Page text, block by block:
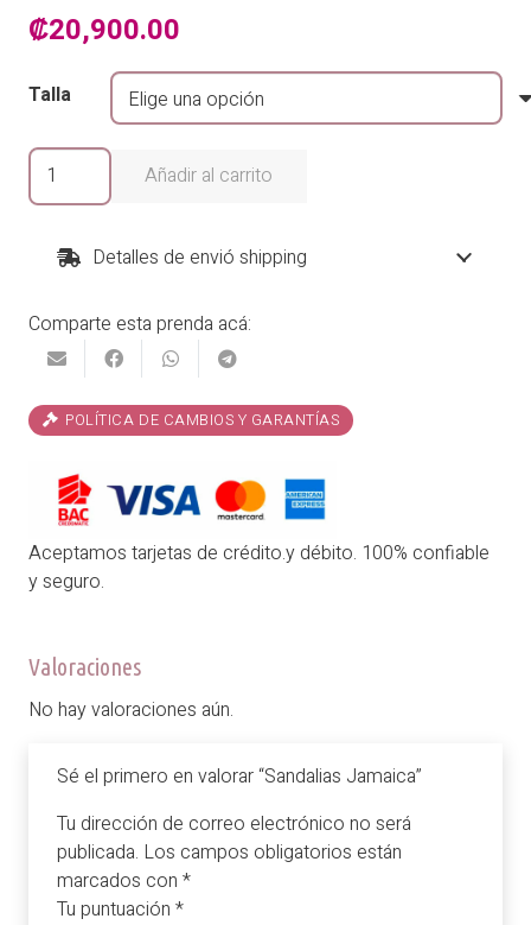
₡20,900.00
Talla
Sandalias
Jamaica
Añadir al carrito
Detalles de envió shipping
Comparte esta prenda acá:
POLÍTICA DE CAMBIOS Y GARANTÍAS
Aceptamos tarjetas de crédito.y débito. 100% confiable
y seguro.
Valoraciones
No hay valoraciones aún.
Sé el primero en valorar “Sandalias Jamaica”
Tu dirección de correo electrónico no será
publicada. Los campos obligatorios están
marcados con *
Tu puntuación *